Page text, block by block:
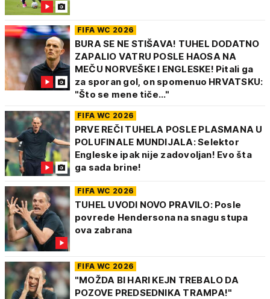
FIFA WC 2026
BURA SE NE STIŠAVA! TUHEL DODATNO
ZAPALIO VATRU POSLE HAOSA NA
MEČU NORVEŠKE I ENGLESKE! Pitali ga
za sporan gol, on spomenuo HRVATSKU:
"Što se mene tiče..."
FIFA WC 2026
PRVE REČI TUHELA POSLE PLASMANA U
POLUFINALE MUNDIJALA: Selektor
Engleske ipak nije zadovoljan! Evo šta
ga sada brine!
FIFA WC 2026
TUHEL UVODI NOVO PRAVILO: Posle
povrede Hendersona na snagu stupa
ova zabrana
FIFA WC 2026
"MOŽDA BI HARI KEJN TREBALO DA
POZOVE PREDSEDNIKA TRAMPA!"